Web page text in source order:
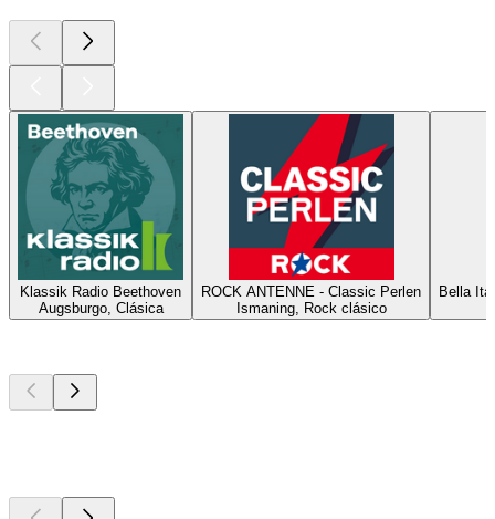
Klassik Radio Beethoven
Augsburgo, Clásica
ROCK ANTENNE - Classic Perlen
Ismaning, Rock clásico
Bella